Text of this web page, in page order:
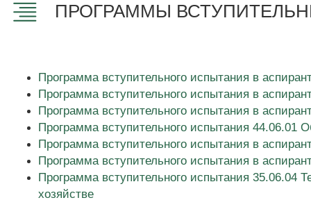
ПРОГРАММЫ
Программа вступительного испытания в
Программа вступительного испытания в
Программа вступительного испытания в
Программа вступительного испытания 44.06.01
Программа вступительного испытания в
Программа вступительного испытания в
Программа вступительного испытания 35.06.04
хозяйстве